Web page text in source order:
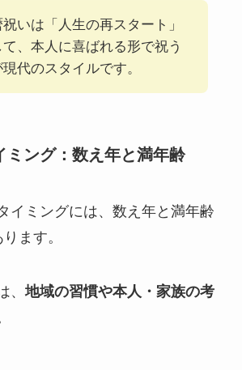
いは「人生の再スタート」
て、本人に喜ばれる形で祝う
代のスタイルです。
ミング：数え年と満年齢
イミングには、数え年と満年齢
ます。
、地域の習慣や本人・家族の考